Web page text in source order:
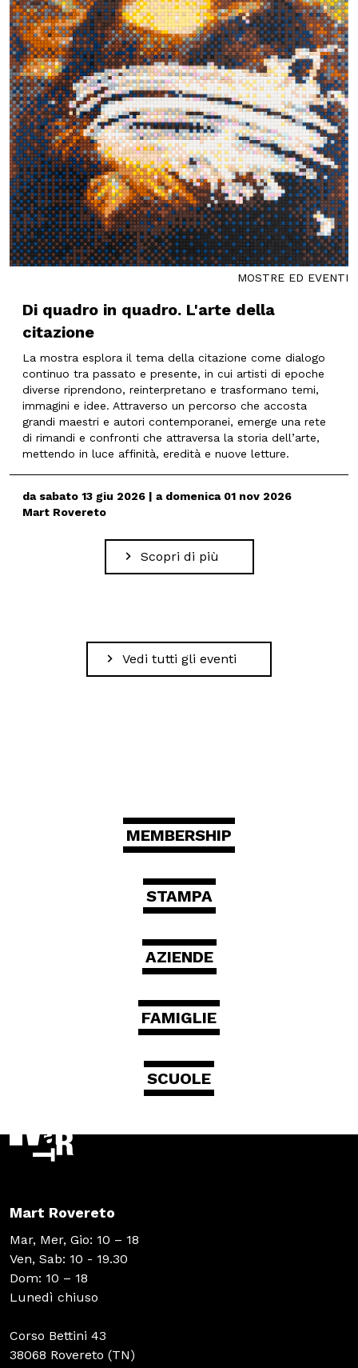
MOSTRE ED EVENTI
Di quadro in quadro. L'arte della
citazione
La mostra esplora il tema della citazione come dialogo
continuo tra passato e presente, in cui artisti di epoche
diverse riprendono, reinterpretano e trasformano temi,
immagini e idee. Attraverso un percorso che accosta
grandi maestri e autori contemporanei, emerge una rete
di rimandi e confronti che attraversa la storia dell’arte,
mettendo in luce affinità, eredità e nuove letture.
da sabato 13 giu 2026 | a domenica 01 nov 2026
Mart Rovereto
Scopri di più
Vedi tutti gli eventi
MEMBERSHIP
STAMPA
AZIENDE
FAMIGLIE
SCUOLE
Mart Rovereto
Mar, Mer, Gio: 10 – 18
Ven, Sab: 10 - 19.30
Dom: 10 – 18
Lunedì chiuso
Corso Bettini 43
38068 Rovereto (TN)